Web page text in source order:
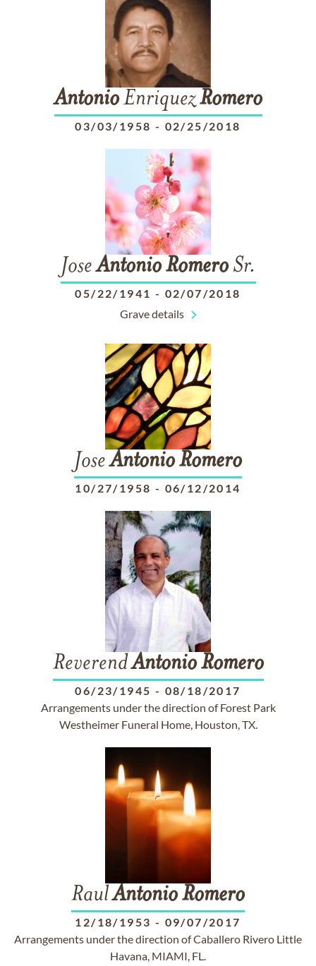
AntonioEnriquezRomero
03/03/1958 - 02/25/2018
JoseAntonio RomeroSr.
05/22/1941 - 02/07/2018
Grave details
JoseAntonioRomero
10/27/1958 - 06/12/2014
ReverendAntonio Romero
06/23/1945 - 08/18/2017
Arrangements under the direction of Forest Park
Westheimer Funeral Home, Houston, TX.
RaulAntonioRomero
12/18/1953 - 09/07/2017
Arrangements under the direction of Caballero Rivero Little
Havana, MIAMI, FL.